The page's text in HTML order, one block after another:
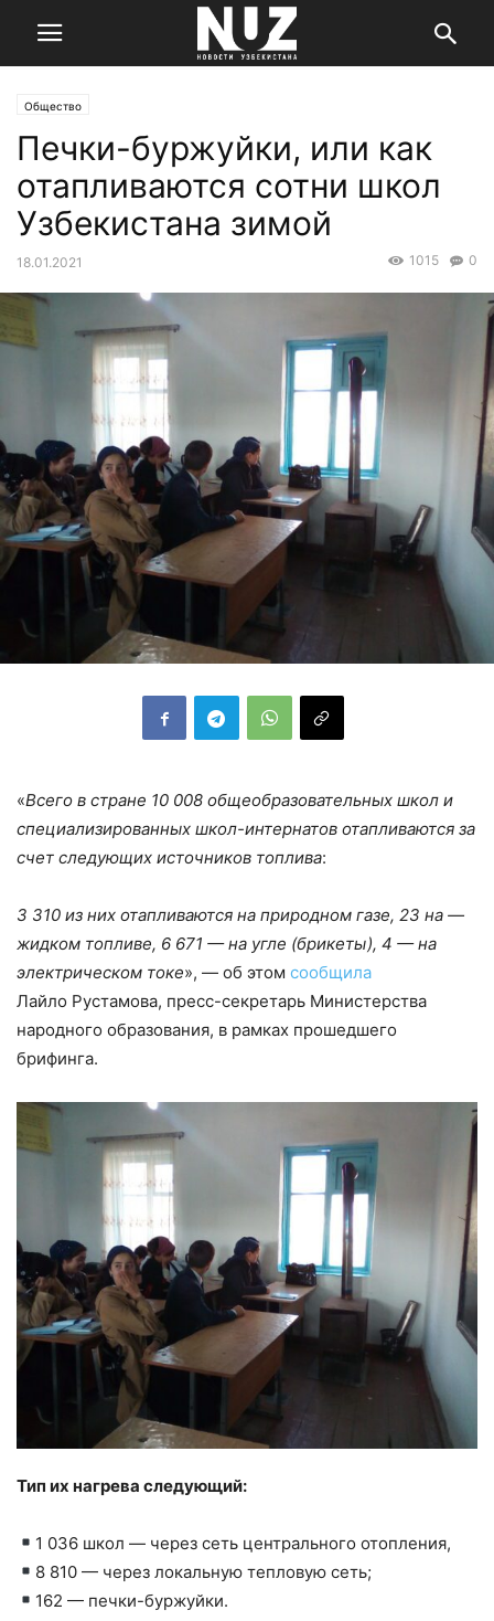
Общество
Печки-буржуйки, или как
отапливаются сотни школ
Узбекистана зимой
18.01.2021 0
1015
«Всего в стране 10 008 общеобразовательных школ и
специализированных школ-интернатов отапливаются за
счет следующих источников топлива:
3 310 из них отапливаются на природном газе, 23 на —
жидком топливе, 6 671 — на угле (брикеты), 4 — на
электрическом токе», — об этом сообщила
Лайло Рустамова, пресс-секретарь Министерства
народного образования, в рамках прошедшего
брифинга.
Тип их нагрева следующий:
1 036 школ — через сеть центрального отопления,
8 810 — через локальную тепловую сеть;
162 — печки-буржуйки.